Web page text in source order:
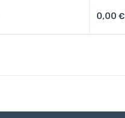
0,00 €